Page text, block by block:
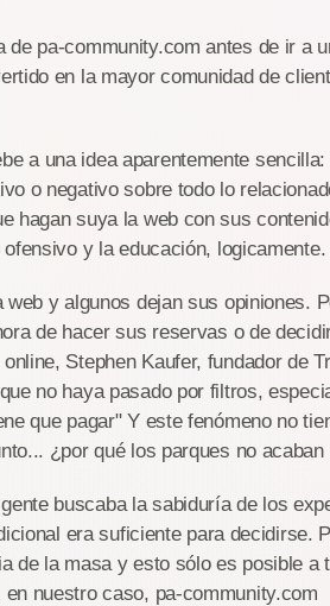
de pa-community.com antes de ir a
en la mayor comunidad de
a una idea aparentemente
o negativo sobre todo lo
hagan suya la web con sus
y la educación, logicamente.
y algunos dejan sus opiniones.
de hacer sus reservas o de
Stephen Kaufer, fundador de
no haya pasado por filtros,
que pagar" Y este fenómeno no
¿por qué los parques no
buscaba la sabiduría de los
era suficiente para decidirse.
de la masa y esto sólo es posible a
nuestro caso, pa-community.com